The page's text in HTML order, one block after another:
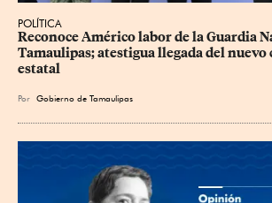
POLÍTICA
Reconoce Américo labor de la Guardia
Tamaulipas; atestigua llegada del
estatal
Por Gobierno de Tamaulipas